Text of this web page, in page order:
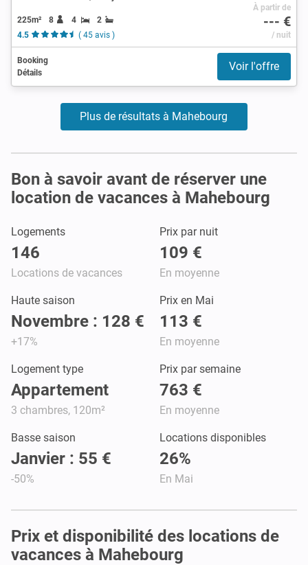
225m² 8 4
2
4.5
( 45 avis )
À partir de
--- €
/ nuit
Booking
Détails
Voir l'offre
Plus de résultats à Mahebourg
Bon à savoir avant de réserver une
location de vacances à Mahebourg
Logements
146
Locations de vacances
Prix par nuit
109 €
En moyenne
Haute saison
Novembre : 128 €
+17%
Prix en Mai
113 €
En moyenne
Logement type
Appartement
3 chambres, 120m²
Prix par semaine
763 €
En moyenne
Basse saison
Janvier : 55 €
-50%
Locations disponibles
26%
En Mai
Prix et disponibilité des locations de
vacances à Mahebourg